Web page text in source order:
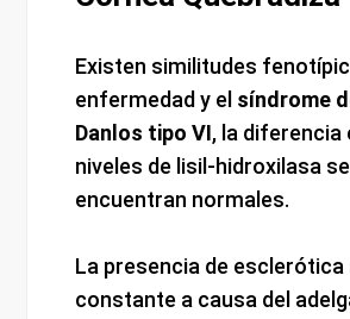
Existen similitudes
enfermedad y el síndrome
Danlos tipo VI, la diferencia
niveles de lisil-hidroxilasa se
encuentran normales.
La presencia de esclerótica
constante a causa del